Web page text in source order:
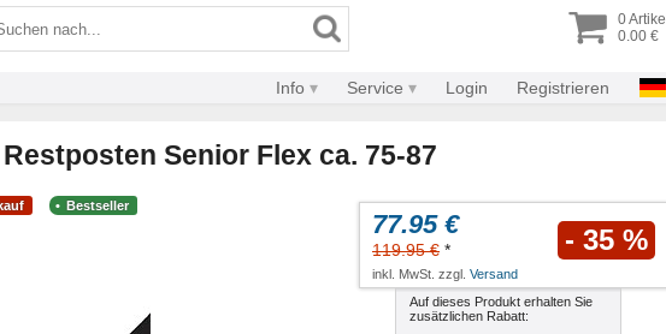
0 Artikel
0.00 €
Info Service Login Registrieren
Senior Flex ca. 75-87
Bestseller
77.95 €
119.95 € * - 35 %
inkl. MwSt. zzgl. Versand
Auf dieses Produkt erhalten Sie
zusätzlichen Rabatt: